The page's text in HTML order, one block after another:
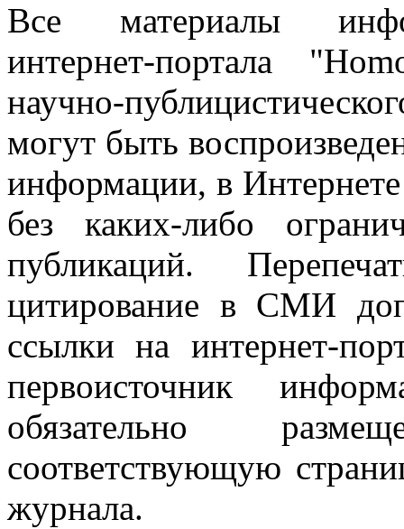
Все материалы
интернет-портала
научно-
могут быть
информации, в
без каких-либо
публикаций.
цитирование в СМИ
ссылки на интернет-
первоисточник
обязательно
соответствующую
журнала.